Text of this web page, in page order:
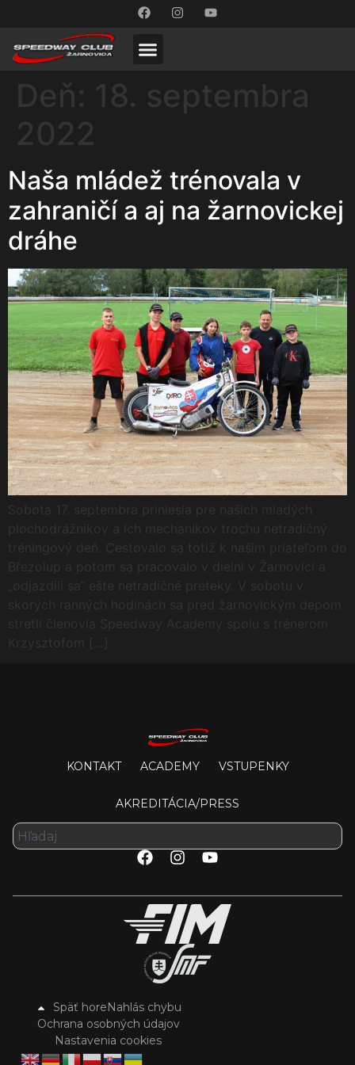
Deň: 18. septembra
2022
Naša mládež trénovala v
zahraničí a aj na žarnovickej
dráhe
Sobota 17. septembra priniesla pre našich mladých
plochodrážnikov a ich mechanikov trochu netradičný
tréningový deň. Cestovalo sa totiž k našim priateľom do
Březolup a potom sa pracovalo v dielni v Žarnovici a
„odjazdili sa“ ešte netradičné preteky. V sobotu v
skorých ranných hodinách sa pred žarnovickým depom
stretli členovia Speedway Academy spolu s trénerom
Krzysztofom […]
KONTAKT ACADEMY VSTUPENKY
AKREDITÁCIA/PRESS
Späť horeNahlás chybu
Ochrana osobných údajov
Nastavenia cookies